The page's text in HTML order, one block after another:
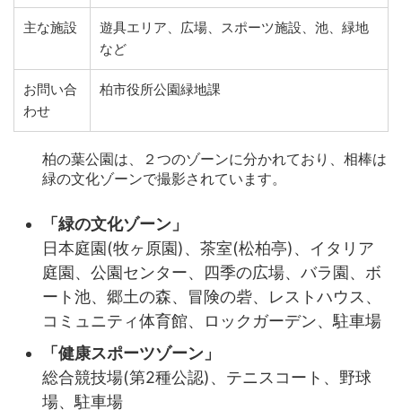
主な施設
遊具エリア、広場、スポーツ施設、池、緑地
など
お問い合
わせ
柏市役所公園緑地課
柏の葉公園は、２つのゾーンに分かれており、相棒は
緑の文化ゾーンで撮影されています。
「緑の文化ゾーン」
日本庭園(牧ヶ原園)、茶室(松柏亭)、イタリア
庭園、公園センター、四季の広場、バラ園、ボ
ート池、郷土の森、冒険の砦、レストハウス、
コミュニティ体育館、ロックガーデン、駐車場
「健康スポーツゾーン」
総合競技場(第2種公認)、テニスコート、野球
場、駐車場